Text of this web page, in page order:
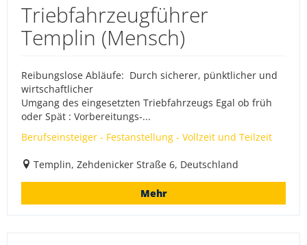
Triebfahrzeugführer
Templin (Mensch)
Reibungslose Abläufe: Durch sicherer, pünktlicher und
wirtschaftlicher
Umgang des eingesetzten Triebfahrzeugs Egal ob früh
oder Spät : Vorbereitungs-...
Berufseinsteiger - Festanstellung - Vollzeit und Teilzeit
Templin, Zehdenicker Straße 6, Deutschland
Mehr